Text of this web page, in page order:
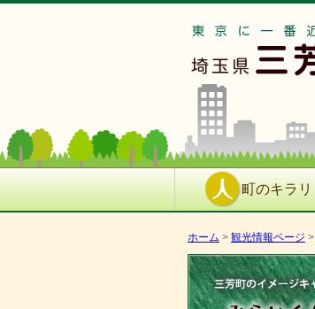
町のキラリ
ホーム > 観光情報ページ >